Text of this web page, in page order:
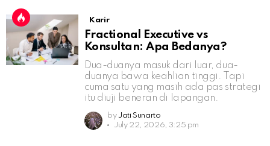
Karir
Fractional Executive vs
Konsultan: Apa Bedanya?
Dua-duanya masuk dari luar, dua-
duanya bawa keahlian tinggi. Tapi
cuma satu yang masih ada pas strategi
itu diuji beneran di lapangan.
by Jati Sunarto
July 22, 2026, 3:25 pm